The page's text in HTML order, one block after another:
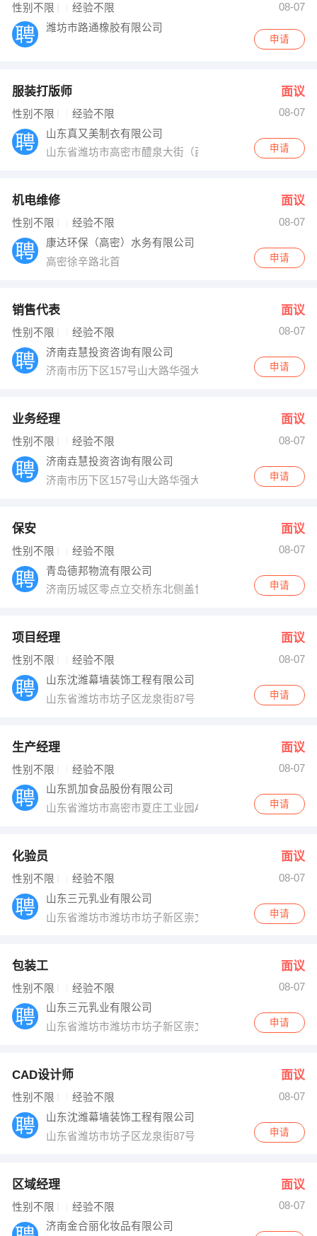
性别不限 经验不限
08-07
潍坊市路通橡胶有限公司
申请
服装打版师 面议
性别不限 经验不限
08-07
山东真又美制衣有限公司
山东省潍坊市高密市醴泉大街（西）1319号
申请
机电维修 面议
性别不限 经验不限
08-07
康达环保（高密）水务有限公司
高密徐辛路北首
申请
销售代表 面议
性别不限 经验不限
08-07
济南垚慧投资咨询有限公司
济南市历下区157号山大路华强大厦
申请
业务经理 面议
性别不限 经验不限
08-07
济南垚慧投资咨询有限公司
济南市历下区157号山大路华强大厦
申请
保安 面议
性别不限 经验不限
08-07
青岛德邦物流有限公司
济南历城区零点立交桥东北侧盖世农贸市场
申请
项目经理 面议
性别不限 经验不限
08-07
山东沈潍幕墙装饰工程有限公司
山东省潍坊市坊子区龙泉街87号
申请
生产经理 面议
性别不限 经验不限
08-07
山东凯加食品股份有限公司
山东省潍坊市高密市夏庄工业园A区138号
申请
化验员 面议
性别不限 经验不限
08-07
山东三元乳业有限公司
山东省潍坊市潍坊市坊子新区崇文街66号
申请
包装工 面议
性别不限 经验不限
08-07
山东三元乳业有限公司
山东省潍坊市潍坊市坊子新区崇文街66号
申请
CAD设计师 面议
性别不限 经验不限
08-07
山东沈潍幕墙装饰工程有限公司
山东省潍坊市坊子区龙泉街87号
申请
区域经理 面议
性别不限 经验不限
08-07
济南金合丽化妆品有限公司